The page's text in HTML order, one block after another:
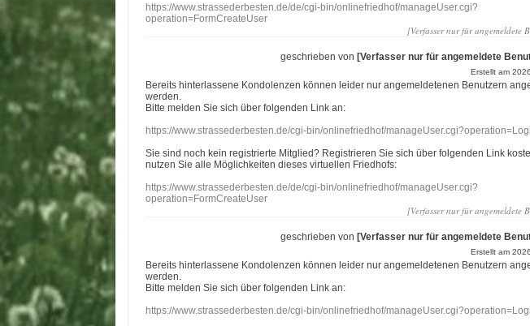
https://www.strassederbesten.de/de/cgi-bin/onlinefriedhof/manageUser.cgi?
operation=FormCreateUser
[Verfasser nur für angemeldete
geschrieben von[Verfasser nur für angemeldete
Erstellt am
Bereits hinterlassene Kondolenzen können leider nur angemeldetenen Benutzern
werden.
Bitte melden Sie sich über folgenden Link an:
https://www.strassederbesten.de/cgi-bin/onlinefriedhof/
Sie sind noch kein registrierte Mitglied? Registrieren Sie sich über folgenden Link
nutzen Sie alle Möglichkeiten dieses virtuellen Friedhofs:
https://www.strassederbesten.de/de/cgi-bin/onlinefriedhof/manageUser.cgi?
operation=FormCreateUser
[Verfasser nur für angemeldete
geschrieben von[Verfasser nur für angemeldete
Erstellt am
Bereits hinterlassene Kondolenzen können leider nur angemeldetenen Benutzern
werden.
Bitte melden Sie sich über folgenden Link an:
https://www.strassederbesten.de/cgi-bin/onlinefriedhof/